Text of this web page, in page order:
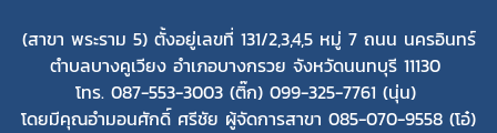
(สาขา พระราม 5) ตั้งอยู่เลขที่ 131/2,3,4,5 หมู่ 7 ถนน นครอินทร์
ตำบลบางคูเวียง อำเภอบางกรวย จังหวัดนนทบุรี 11130
โทร. 087-553-3003 (ติ๊ก) 099-325-7761 (นุ่น)
โดยมีคุณอำมอนศักดิ์ ศรีชัย ผู้จัดการสาขา 085-070-9558 (โอ๋)